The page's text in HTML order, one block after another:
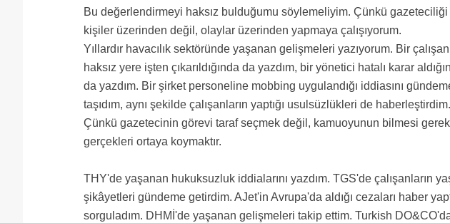
Bu değerlendirmeyi haksız bulduğumu söylemeliyim. Çünkü gazeteciliği
kişiler üzerinden değil, olaylar üzerinden yapmaya çalışıyorum.
Yıllardır havacılık sektöründe yaşanan gelişmeleri yazıyorum. Bir çalışan
haksız yere işten çıkarıldığında da yazdım, bir yönetici hatalı karar
da yazdım. Bir şirket personeline mobbing uygulandığı iddiasını
taşıdım, aynı şekilde çalışanların yaptığı usulsüzlükleri de haberleştirdim.
Çünkü gazetecinin görevi taraf seçmek değil, kamuoyunun bilmesi
gerçekleri ortaya koymaktır.
THY'de yaşanan hukuksuzluk iddialarını yazdım. TGS'de çalışanların
şikâyetleri gündeme getirdim. AJet'in Avrupa'da aldığı cezaları haber
sorguladım. DHMİ'de yaşanan gelişmeleri takip ettim. Turkish